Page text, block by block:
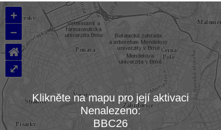
Budovy
a
místnosti
MU
Načítám mapu…
+
–
⌂
⤢
Klikněte na mapu pro její aktivaci
Nenalezeno:
BBC26